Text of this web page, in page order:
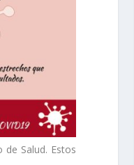
Salud. Estos